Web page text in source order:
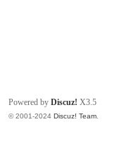
Powered by Discuz! X3.5
© 2001-2024 Discuz! Team